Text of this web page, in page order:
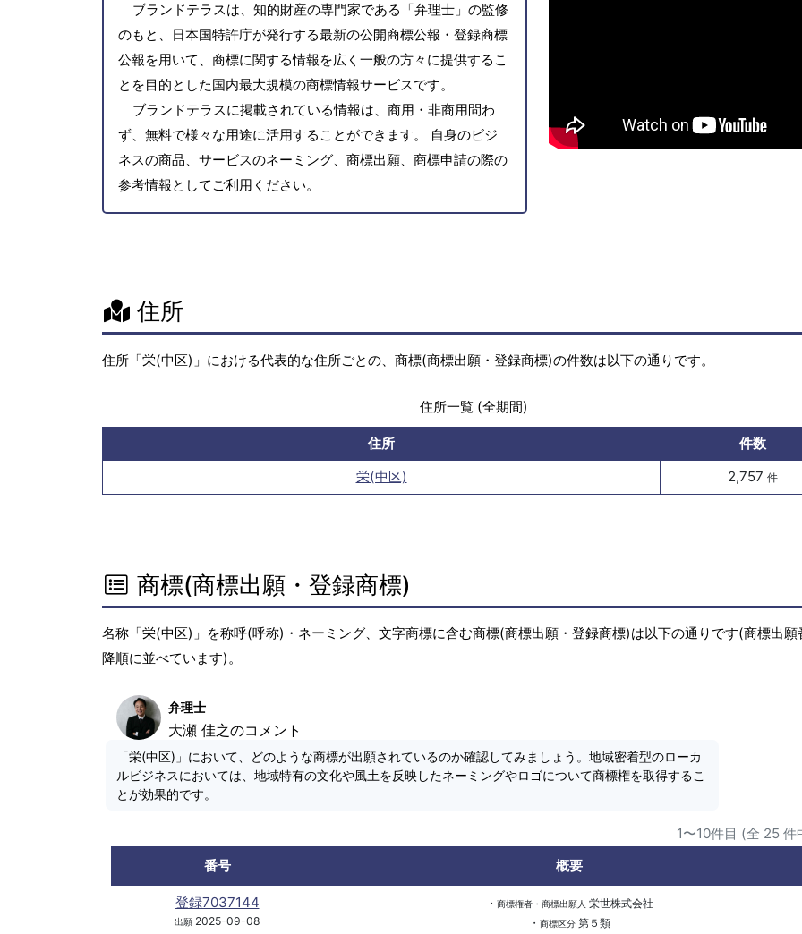
ブランドテラスは、知的財産の専門家である「弁理士」の監修
のもと、日本国特許庁が発行する最新の公開商標公報・登録商標
公報を用いて、商標に関する情報を広く一般の方々に提供するこ
とを目的とした国内最大規模の商標情報サービスです。
ブランドテラスに掲載されている情報は、商用・非商用問わ
ず、無料で様々な用途に活用することができます。 自身のビジ
ネスの商品、サービスのネーミング、商標出願、商標申請の際の
参考情報としてご利用ください。
住所
住所「栄(中区)」における代表的な住所ごとの、商標(商標出願・登録商標)の件数は以下の通りです。
住所一覧 (全期間)
住所
件数
栄(中区)
2,757 件
商標(商標出願・登録商標)
名称「栄(中区)」を称呼(呼称)・ネーミング、文字商標に含む商標(商標出願・登録商標)は以下の通りです(商標出願
降順に並べています)。
弁理士
大瀬 佳之のコメント
「栄(中区)」において、どのような商標が出願されているのか確認してみましょう。地域密着型のローカ
ルビジネスにおいては、地域特有の文化や風土を反映したネーミングやロゴについて商標権を取得するこ
とが効果的です。
1〜10件目 (全 25 件
番号
概要
登録7037144
出願2025-09-08
・ 商標権者・商標出願人 栄世株式会社
・ 商標区分第５類